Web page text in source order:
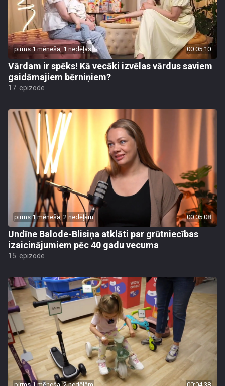
pirms 1 mēneša, 1 nedēļas 00:05:10
Vārdam ir spēks! Kā vecāki izvēlas vārdus saviem
gaidāmajiem bērniņiem?
17. epizode
pirms 1 mēneša, 2 nedēļām 00:05:08
Undīne Balode-Blisiņa atklāti par grūtniecības
izaicinājumiem pēc 40 gadu vecuma
15. epizode